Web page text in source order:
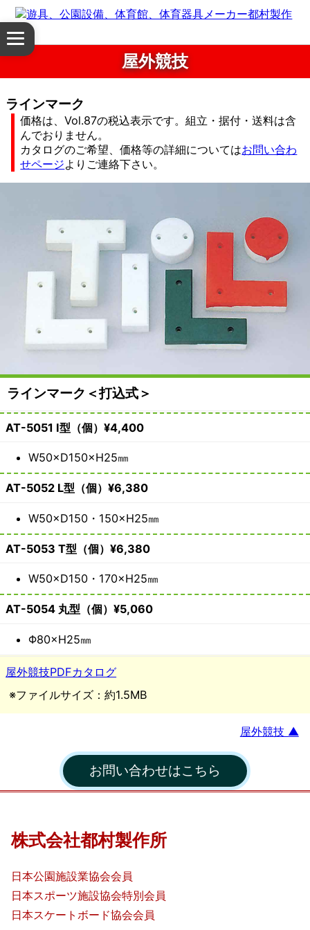
体
育
館・
体
育
器
備・
具
メ
カ
都
製
所
メ
ニ
を
開
屋外競技
ラインマーク
価格は、Vol.87の税込表示です。組立・据付・送料は含
んでおりません。
カタログのご希望、価格等の詳細についてはお問い合わ
せページよりご連絡下さい。
ラインマーク＜打込式＞
AT-5051 I型（個）¥4,400
W50×D150×H25㎜
AT-5052 L型（個）¥6,380
W50×D150・150×H25㎜
AT-5053 T型（個）¥6,380
W50×D150・170×H25㎜
AT-5054 丸型（個）¥5,060
Φ80×H25㎜
屋外競技PDFカタログ
※ファイルサイズ：約1.5MB
屋外競技 ▲
お問い合わせはこちら
株式会社都村製作所
日本公園施設業協会会員
日本スポーツ施設協会特別会員
日本スケートボード協会会員